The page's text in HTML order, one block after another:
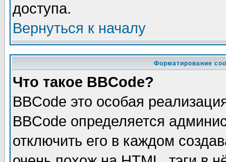
доступа.
Вернуться к началу
Форматирование
Что такое BBCode?
BBCode это особая
BBCode определяется
отключить его в каждом